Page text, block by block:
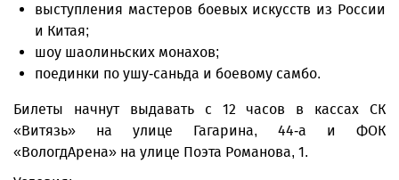
выступления мастеров боевых искусств из России
и Китая;
шоу шаолиньских монахов;
поединки по ушу-саньда и боевому самбо.
Билеты начнут выдавать с 12 часов в кассах СК
«Витязь» на улице Гагарина, 44-а и ФОК
«ВологдАрена» на улице Поэта Романова, 1.